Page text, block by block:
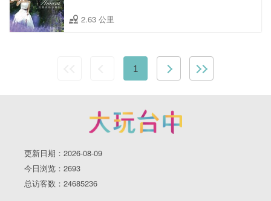
2.63 公里
1
更新日期：2026-08-09
今日浏览：2693
总访客数：24685236